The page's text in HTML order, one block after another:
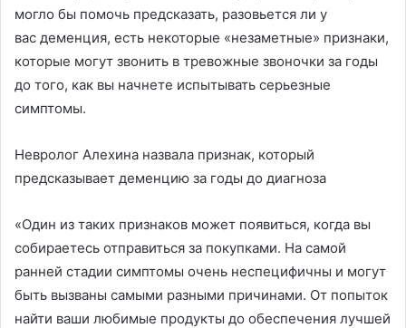
могло бы помочь предсказать, разовьется ли у
вас деменция, есть некоторые «незаметные» признаки,
которые могут звонить в тревожные звоночки за годы
до того, как вы начнете испытывать серьезные
симптомы.
Невролог Алехина назвала признак, который
предсказывает деменцию за годы до диагноза
«Один из таких признаков может появиться, когда вы
собираетесь отправиться за покупками. На самой
ранней стадии симптомы очень неспецифичны и могут
быть вызваны самыми разными причинами. От попыток
найти ваши любимые продукты до обеспечения лучшей